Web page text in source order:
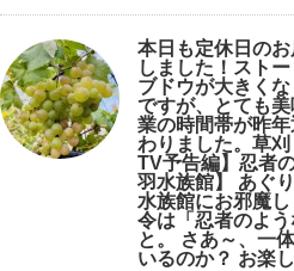
本日も定休日の
しました！スト
ブドウが大きく
ですが、とても
業の時間帯が昨
わりました。草
TV予告編】忍者
羽水族館】 あぐ
水族館にお邪魔
令は「忍者のよ
と。 さあ～、一
いるのか？ お楽